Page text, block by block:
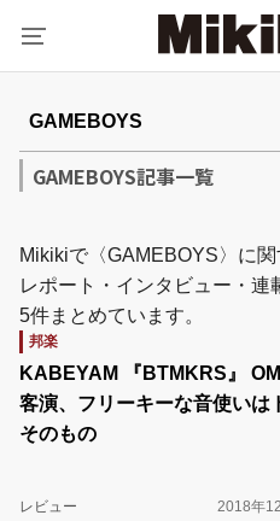
GAMEBOYS記事一覧
Mikikiで〈GAMEBOYS〉に
レポート・インタビュー・
5件まとめています。
邦楽
KABEYAM 『BTMKRS』
客演、フリーキーな音使いは
そのもの
レビュー
2018年